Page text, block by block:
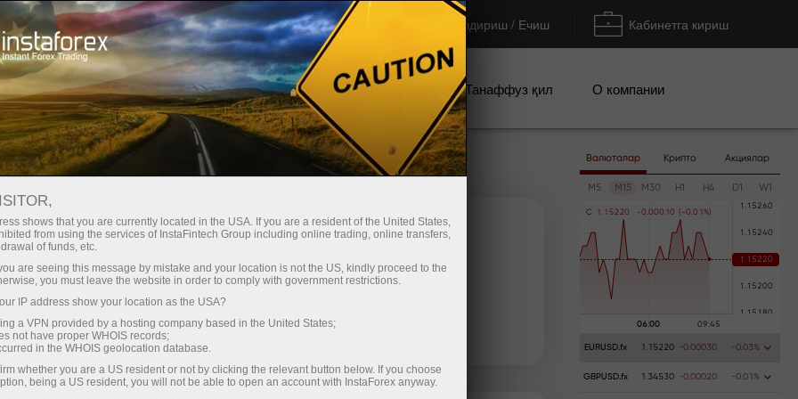
Ҳисоб-варағини тез очиш Савдо платформаси Тўлдириш / Ечиш Кабинетга кириш
Энди иш
учун
Инвесторлар учун Ҳамкорлар учун Промоакциялар Танаффуз қил О компании
Фундаментальный анализ
28.04.2025 15:45
перспективы слабые
очиш Демо-ҳисоб-варағини очиш Пополнить
Валюталар Крипто Акциялар
M5 M15 M30 H1 H4 D1 W1
C 1 . 1 52 20 -0 .000 1 0 ( -0 .0 1 %
EURUSD.fx 1.15220 -0.00030 -0.03%
GBPUSD.fx 1.34530 -0.00020 -0.01%
shows that you are currently located in the USA. If you are a resident of the United States,
from using the services of InstaFintech Group including online trading, online transfers,
of funds, etc.
are seeing this message by mistake and your location is not the US, kindly proceed to the
you must leave the website in order to comply with government restrictions.
IP address show your location as the USA?
a VPN provided by a hosting company based in the United States;
not have proper WHOIS records;
in the WHOIS geolocation database.
whether you are a US resident or not by clicking the relevant button below. If you choose
being a US resident, you will not be able to open an account with InstaForex anyway.